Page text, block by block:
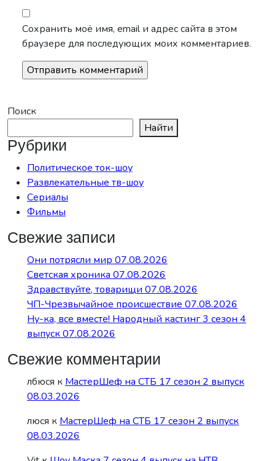
Сохранить моё имя, email и адрес сайта в этом
браузере для последующих моих комментариев.
Поиск
Найти
Рубрики
Политическое ток-шоу
Развлекательные тв-шоу
Сериалы
Фильмы
Свежие записи
Они потрясли мир 07.08.2026
Светская хроника 07.08.2026
Здравствуйте, товарищи 07.08.2026
ЧП-Чрезвычайное происшествие 07.08.2026
Ну-ка, все вместе! Народный кастинг 3 сезон 4
выпуск 07.08.2026
Свежие комментарии
лбюся к МастерШеф на СТБ 17 сезон 2 выпуск
08.03.2026
люся к МастерШеф на СТБ 17 сезон 2 выпуск
08.03.2026